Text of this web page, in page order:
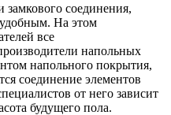
соединения,
На этом
все
напольных
напольного покрытия,
соединение элементов
от него зависит
будущего пола.